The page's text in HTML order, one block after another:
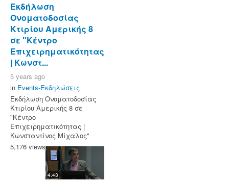
Eκδήλωση
Ονοματοδοσίας
Κτιρίου Αμερικής 8
σε "Κέντρο
Επιχειρηματικότητας
| Κωνστ...
5 years ago
in Events-Εκδηλώσεις
Eκδήλωση Ονοματοδοσίας
Κτιρίου Αμερικής 8 σε
"Κέντρο
Επιχειρηματικότητας |
Κωνσταντίνος Μίχαλος"
5,176 views
4:43